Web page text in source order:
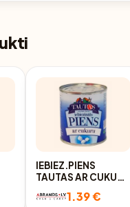
IEBIEZ.PIENS
TAUTAS AR CUKURU
1.39 €